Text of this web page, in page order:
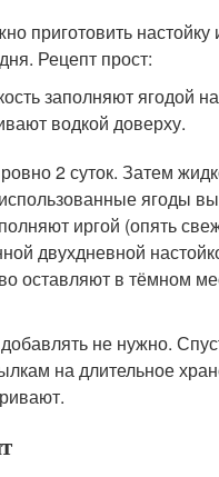
приготовить настойку
Рецепт прост:
заполняют ягодой
водкой доверху.
2 суток. Затем
ягоды
иргой (опять
двухдневной
оставляют в тёмном
не нужно.
на длительное